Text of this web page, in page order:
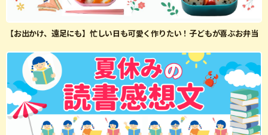
【お出かけ、遠足にも】忙しい日も可愛く作りたい！子どもが喜ぶお弁当